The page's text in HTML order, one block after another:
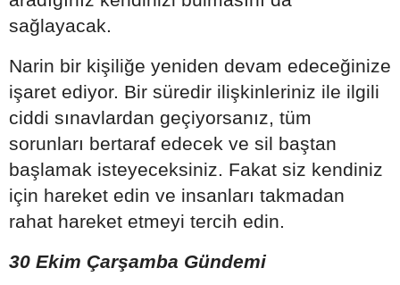
sağlayacak.
Narin bir kişiliğe yeniden devam edeceğinize
işaret ediyor. Bir süredir ilişkinleriniz ile ilgili
ciddi sınavlardan geçiyorsanız, tüm
sorunları bertaraf edecek ve sil baştan
başlamak isteyeceksiniz. Fakat siz kendiniz
için hareket edin ve insanları takmadan
rahat hareket etmeyi tercih edin.
30 Ekim Çarşamba Gündemi